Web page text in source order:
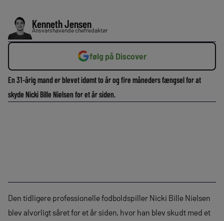
Kenneth Jensen
Ansvarshavende chefredaktør
følg på Discover
En 31-årig mand er blevet idømt to år og fire måneders fængsel for at
skyde Nicki Bille Nielsen for et år siden.
Den tidligere professionelle fodboldspiller Nicki Bille Nielsen
blev alvorligt såret for et år siden, hvor han blev skudt med et